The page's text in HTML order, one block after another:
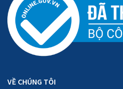
VỀ CHÚNG TÔI